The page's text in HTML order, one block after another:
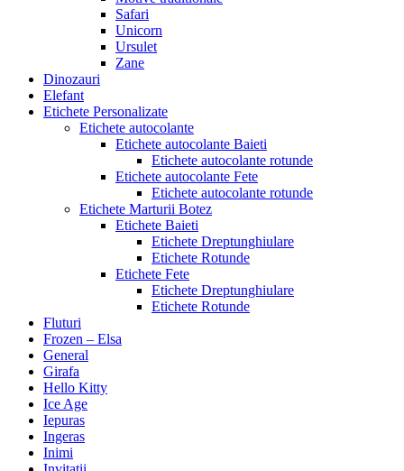
Safari
Unicorn
Ursulet
Zane
Dinozauri
Elefant
Etichete Personalizate
Etichete autocolante
Etichete autocolante Baieti
Etichete autocolante rotunde
Etichete autocolante Fete
Etichete autocolante rotunde
Etichete Marturii Botez
Etichete Baieti
Etichete Dreptunghiulare
Etichete Rotunde
Etichete Fete
Etichete Dreptunghiulare
Etichete Rotunde
Fluturi
Frozen – Elsa
General
Girafa
Hello Kitty
Ice Age
Iepuras
Ingeras
Inimi